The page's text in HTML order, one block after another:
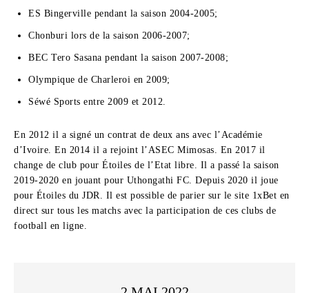
ES Bingerville pendant la saison 2004-2005;
Chonburi lors de la saison 2006-2007;
BEC Tero Sasana pendant la saison 2007-2008;
Olympique de Charleroi en 2009;
Séwé Sports entre 2009 et 2012.
En 2012 il a signé un contrat de deux ans avec l’Académie
d’Ivoire. En 2014 il a rejoint l’ASEC Mimosas. En 2017 il
change de club pour Étoiles de l’Etat libre. Il a passé la saison
2019-2020 en jouant pour Uthongathi FC. Depuis 2020 il joue
pour Étoiles du JDR. Il est possible de parier sur le site 1xBet en
direct sur tous les matchs avec la participation de ces clubs de
football en ligne.